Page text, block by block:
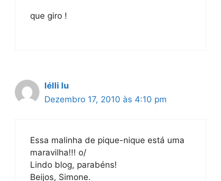
que giro !
lélli lu
Dezembro 17, 2010 às 4:10 pm
Essa malinha de pique-nique está uma
maravilha!!! o/
Lindo blog, parabéns!
Beijos, Simone.